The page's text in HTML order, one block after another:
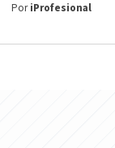
PoriProfesional